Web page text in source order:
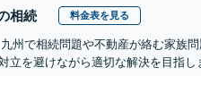
相続 料金表を見る
九州で相続問題や不動産が絡む家族
立を避けながら適切な解決を目指